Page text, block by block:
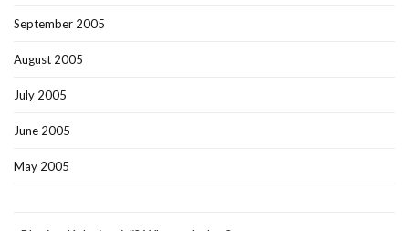
September 2005
August 2005
July 2005
June 2005
May 2005